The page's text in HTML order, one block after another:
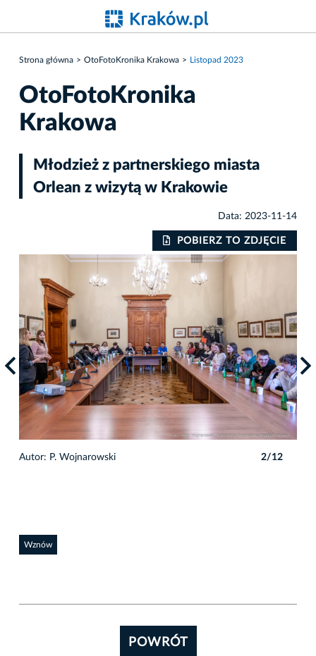
Strona główna OtoFotoKronika Krakowa Listopad 2023
OtoFotoKronika
Krakowa
Młodzież z partnerskiego miasta
Orlean z wizytą w Krakowie
Data: 2023-11-14
POBIERZ TO ZDJĘCIE
Autor: P. Wojnarowski 2/12
Wznów
POWRÓT